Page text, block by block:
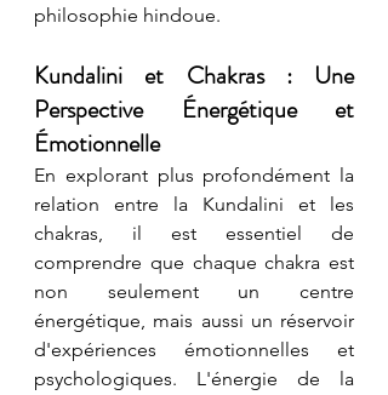
philosophie hindoue.
Kundalini et Chakras : Une
Perspective Énergétique et
Émotionnelle
En explorant plus profondément la
relation entre la Kundalini et les
chakras, il est essentiel de
comprendre que chaque chakra est
non seulement un centre
énergétique, mais aussi un réservoir
d'expériences émotionnelles et
psychologiques. L'énergie de la